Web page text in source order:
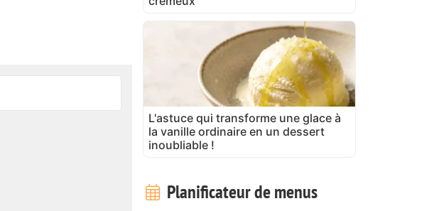
L'astuce qui transforme une glace à
la vanille ordinaire en un dessert
inoubliable !
Planificateur de menus